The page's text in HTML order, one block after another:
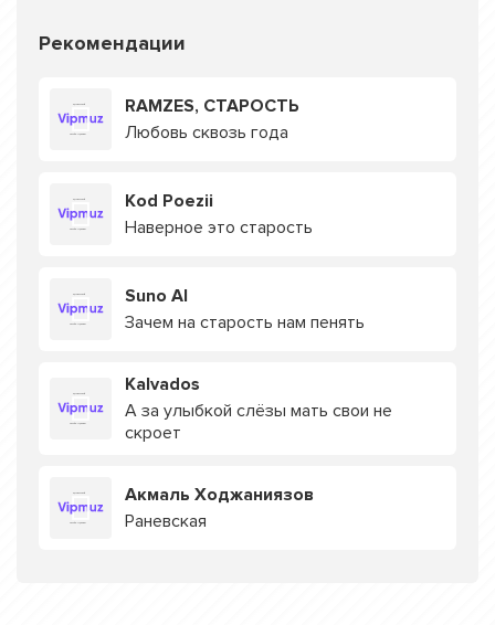
Рекомендации
RAMZES, СТАРОСТЬ
Любовь сквозь года
Kod Poezii
Наверное это старость
Suno AI
Зачем на старость нам пенять
Kalvados
А за улыбкой слёзы мать свои не
скроет
Акмаль Ходжаниязов
Раневская